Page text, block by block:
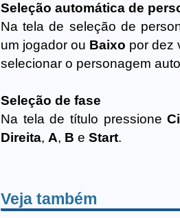
Seleção automática de
Na tela de seleção de
um jogador ou Baixo por dez
selecionar o personagem
Seleção de fase
Na tela de título pressione
Direita, A, B e Start.
Veja também